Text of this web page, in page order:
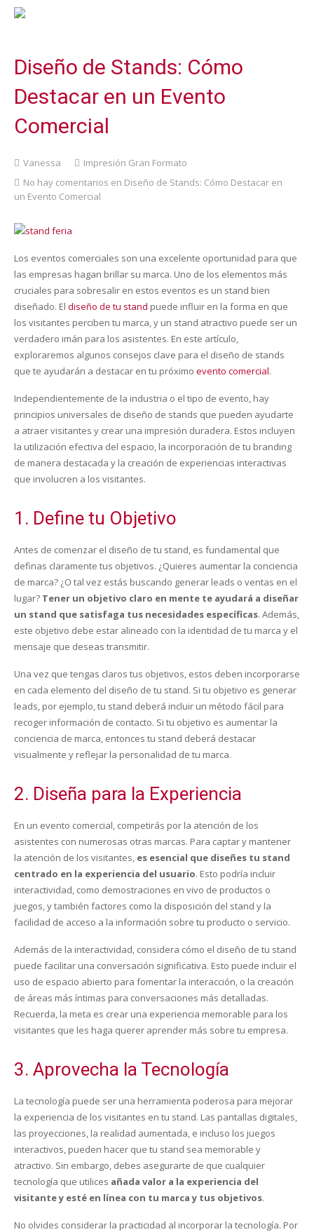
Diseño de Stands: Cómo
Destacar en un Evento
Comercial
Vanessa
Impresión Gran Formato
No hay comentarios en Diseño de Stands: Cómo Destacar en
un Evento Comercial
Los eventos comerciales son una excelente oportunidad para que
las empresas hagan brillar su marca. Uno de los elementos más
cruciales para sobresalir en estos eventos es un stand bien
diseñado. El diseño de tu stand puede influir en la forma en que
los visitantes perciben tu marca, y un stand atractivo puede ser un
verdadero imán para los asistentes. En este artículo,
exploraremos algunos consejos clave para el diseño de stands
que te ayudarán a destacar en tu próximo evento comercial.
Independientemente de la industria o el tipo de evento, hay
principios universales de diseño de stands que pueden ayudarte
a atraer visitantes y crear una impresión duradera. Estos incluyen
la utilización efectiva del espacio, la incorporación de tu branding
de manera destacada y la creación de experiencias interactivas
que involucren a los visitantes.
1. Define tu Objetivo
Antes de comenzar el diseño de tu stand, es fundamental que
definas claramente tus objetivos. ¿Quieres aumentar la conciencia
de marca? ¿O tal vez estás buscando generar leads o ventas en el
lugar? Tener un objetivo claro en mente te ayudará a diseñar
un stand que satisfaga tus necesidades específicas. Además,
este objetivo debe estar alineado con la identidad de tu marca y el
mensaje que deseas transmitir.
Una vez que tengas claros tus objetivos, estos deben incorporarse
en cada elemento del diseño de tu stand. Si tu objetivo es generar
leads, por ejemplo, tu stand deberá incluir un método fácil para
recoger información de contacto. Si tu objetivo es aumentar la
conciencia de marca, entonces tu stand deberá destacar
visualmente y reflejar la personalidad de tu marca.
2. Diseña para la Experiencia
En un evento comercial, competirás por la atención de los
asistentes con numerosas otras marcas. Para captar y mantener
la atención de los visitantes, es esencial que diseñes tu stand
centrado en la experiencia del usuario. Esto podría incluir
interactividad, como demostraciones en vivo de productos o
juegos, y también factores como la disposición del stand y la
facilidad de acceso a la información sobre tu producto o servicio.
Además de la interactividad, considera cómo el diseño de tu stand
puede facilitar una conversación significativa. Esto puede incluir el
uso de espacio abierto para fomentar la interacción, o la creación
de áreas más íntimas para conversaciones más detalladas.
Recuerda, la meta es crear una experiencia memorable para los
visitantes que les haga querer aprender más sobre tu empresa.
3. Aprovecha la Tecnología
La tecnología puede ser una herramienta poderosa para mejorar
la experiencia de los visitantes en tu stand. Las pantallas digitales,
las proyecciones, la realidad aumentada, e incluso los juegos
interactivos, pueden hacer que tu stand sea memorable y
atractivo. Sin embargo, debes asegurarte de que cualquier
tecnología que utilices añada valor a la experiencia del
visitante y esté en línea con tu marca y tus objetivos.
No olvides considerar la practicidad al incorporar la tecnología. Por